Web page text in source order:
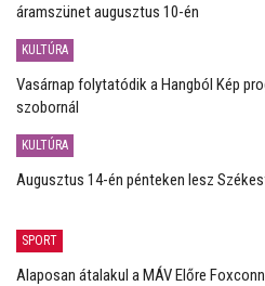
áramszünet augusztus 10-én
KULTÚRA
Vasárnap folytatódik a Hangból Kép
szobornál
KULTÚRA
Augusztus 14-én pénteken lesz
SPORT
Alaposan átalakul a MÁV Előre